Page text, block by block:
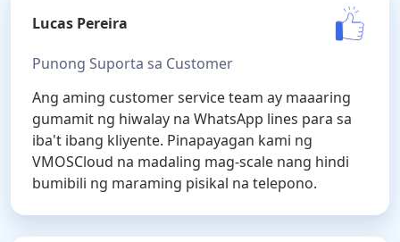
Lucas Pereira
Punong Suporta sa Customer
Ang aming customer service team ay maaaring
gumamit ng hiwalay na WhatsApp lines para sa
iba't ibang kliyente. Pinapayagan kami ng
VMOSCloud na madaling mag-scale nang hindi
bumibili ng maraming pisikal na telepono.